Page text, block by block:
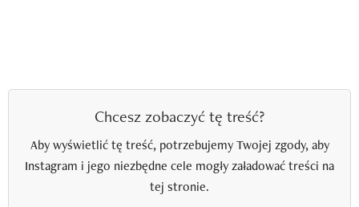
Chcesz zobaczyć tę treść?
Aby wyświetlić tę treść, potrzebujemy Twojej zgody, aby
Instagram i jego niezbędne cele mogły załadować treści na
tej stronie.